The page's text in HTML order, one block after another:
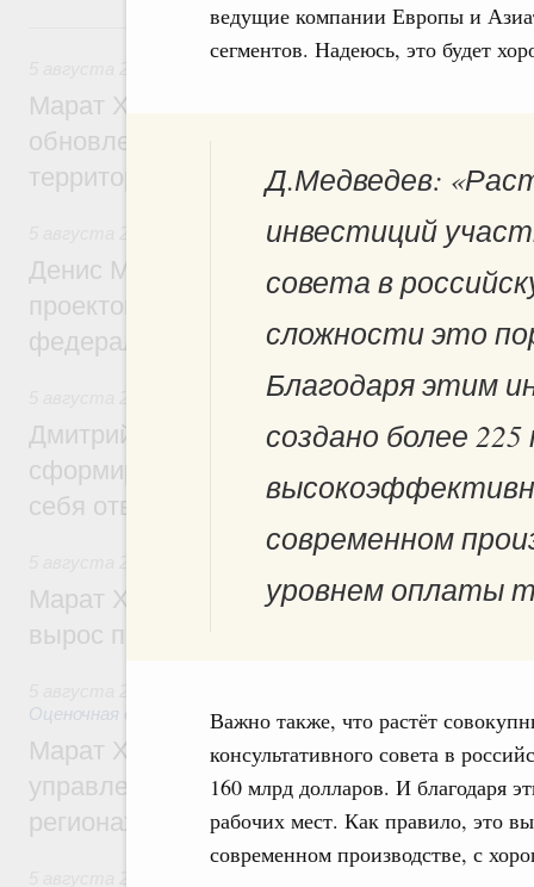
ведущие компании Европы и
сегментов. Надеюсь, это будет
Д.Медведев:
инвестиций
совета в
сложности это
Благодаря этим
создано более
современном
уровнем оплаты
Важно также, что растёт
консультативного совета в
160 млрд долларов. И благодаря
рабочих мест. Как правило, это
современном производстве, с
5 августа, среда
Жилищно-коммунальное хозяйство
Марат Хуснуллин: Более 4,3 тыс.
обновлено в России при участии Фонда
территорий
Инструменты развития территорий.
Денис Мантуров провёл совещание по
проектов института кураторства в
федеральном округе
Молодёжная политика
Дмитрий Чернышенко: Всемирный
сформировал целое сообщество людей,
себя ответственность за будущее
Национальный проект «Инфраструктура
Марат Хуснуллин: Ввод нежилых зданий
вырос почти на треть
Оценочная деятельность
Марат Хуснуллин: По решению
управление «ДОМ.РФ» перейдёт более
регионах